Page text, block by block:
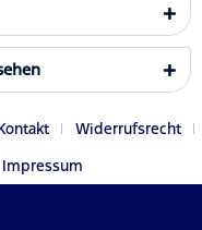
Widerrufsrecht
Impressum